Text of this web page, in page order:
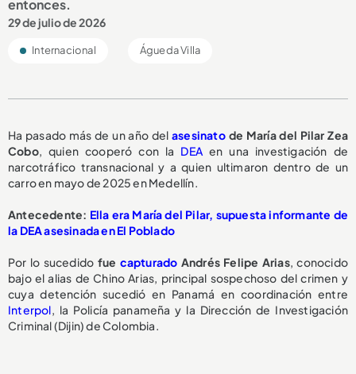
entonces.
29 de julio de 2026
Internacional Águeda Villa
Ha pasado más de un año delasesinatode María del Pilar Zea
Cobo, quien cooperó con la DEA en una investigación de
narcotráfico transnacional y a quien ultimaron dentro de un
carro en mayo de 2025 en Medellín.
Antecedente: Ella era María del Pilar, supuesta informante de
la DEA asesinada en El Poblado
Por lo sucedido fue capturado Andrés Felipe Arias, conocido
bajo el alias de Chino Arias, principal sospechoso del crimen y
cuya detención sucedió en Panamá en coordinación entre
Interpol, la Policía panameña y la Dirección de Investigación
Criminal (Dijin) de Colombia.